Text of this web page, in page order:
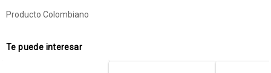
Producto Colombiano
Te puede interesar